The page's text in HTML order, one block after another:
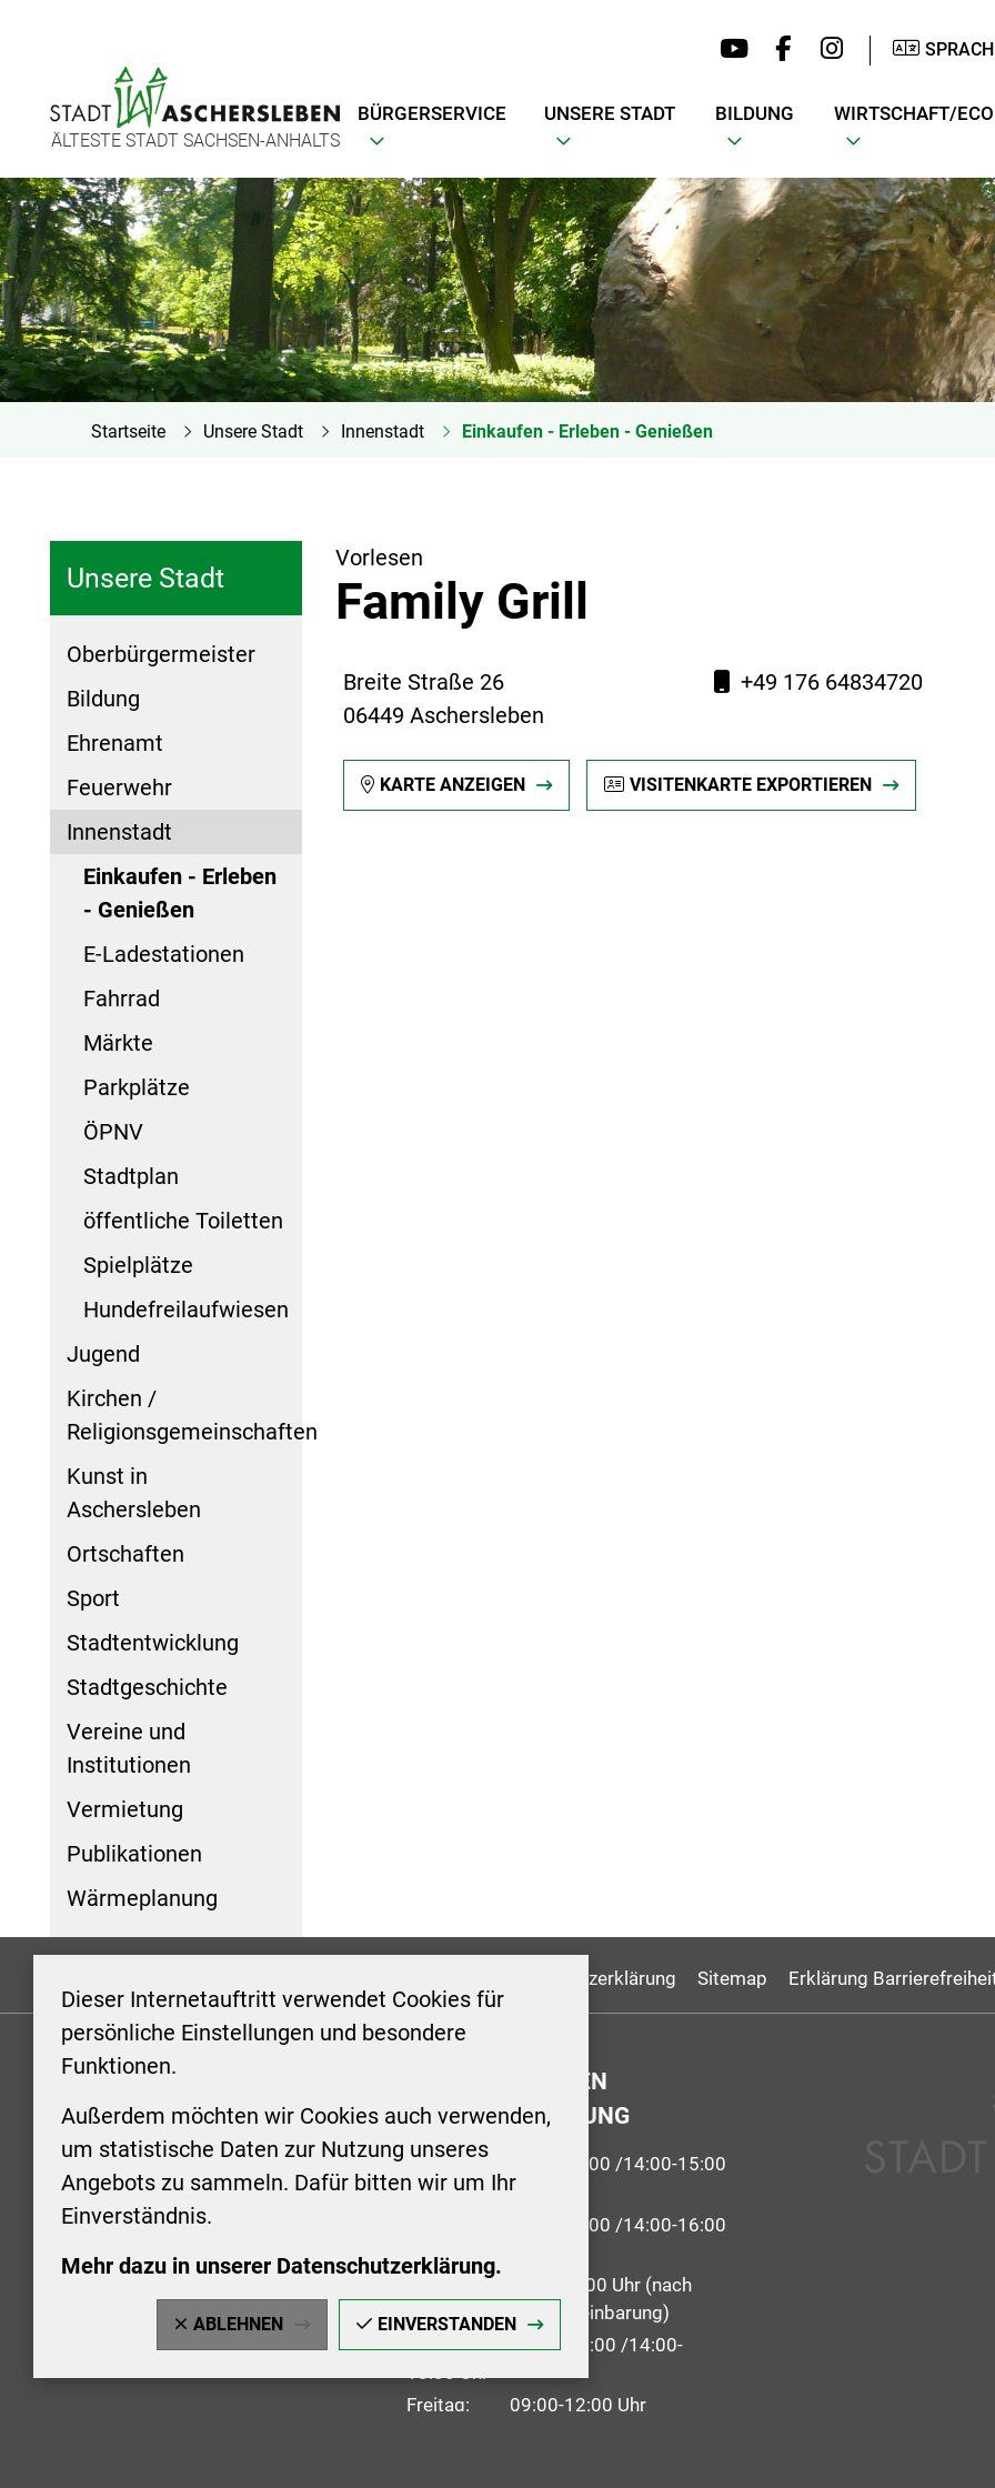
Dieser Internetauftritt verwendet Cookies für
persönliche Einstellungen und besondere
Funktionen.
Außerdem möchten wir Cookies auch verwenden,
um statistische Daten zur Nutzung unseres
Angebots zu sammeln. Dafür bitten wir um Ihr
Einverständnis.
Mehr dazu in unserer Datenschutzerklärung.
ABLEHNEN EINVERSTANDEN
ÄLTESTE STADT SACHSEN-ANHALTS
BÜRGERSERVICE UNSERE STADT BILDUNG WIRTSCHAFT/
Startseite Unsere Stadt Innenstadt Einkaufen - Erleben - Genießen
Unsere Stadt
Oberbürgermeister
Bildung
Ehrenamt
Feuerwehr
Innenstadt
Einkaufen - Erleben
- Genießen
E-Ladestationen
Fahrrad
Märkte
Parkplätze
ÖPNV
Stadtplan
öffentliche Toiletten
Spielplätze
Hundefreilaufwiesen
Jugend
Kirchen /
Religionsgemeinschaften
Kunst in
Aschersleben
Ortschaften
Sport
Stadtentwicklung
Stadtgeschichte
Vereine und
Institutionen
Vermietung
Publikationen
Wärmeplanung
Vorlesen
Family Grill
Breite Straße 26
06449 Aschersleben
+49 176 64834720
KARTE ANZEIGEN VISITENKARTE EXPORTIEREN
Datenschutzerklärung Sitemap Erklärung
KONTAKT
Stadt Aschersleben
Markt 1
06449 Aschersleben
+49 3473 958-0
stadt@aschersleben.de
https://www.aschersleben.de/
ÖFFNUNGSZEITEN
STADTVERWALTUNG
Montag: 09:00-12:00 /14:00-15:00
Uhr
Dienstag: 09:00-12:00 /14:00-16:00
Uhr
Mittwoch: 09:00 - 12:00 Uhr (nach
vorheriger Terminvereinbarung)
Donnerstag: 09:00-12:00 /14:00-
18:00 Uhr
Freitag: 09:00-12:00 Uhr